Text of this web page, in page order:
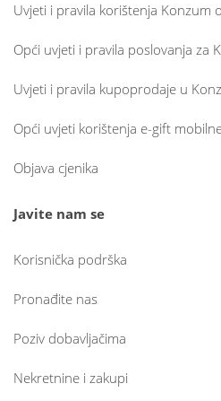
Uvjeti i pravila korištenja Konzum
Opći uvjeti i pravila poslovanja za
Uvjeti i pravila kupoprodaje u
Opći uvjeti korištenja e-gift
Objava cjenika
Javite nam se
Korisnička podrška
Pronađite nas
Poziv dobavljačima
Nekretnine i zakupi